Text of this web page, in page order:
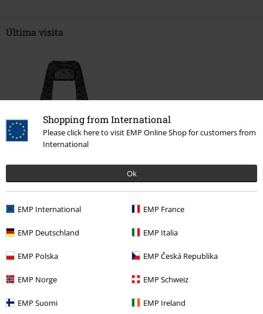
Shopping from International
Please click here to visit EMP Online Shop for customers from
International
Ok
EMP International EMP France
EMP Deutschland EMP Italia
EMP Polska EMP Česká Republika
EMP Norge EMP Schweiz
EMP Suomi EMP Ireland
Última visita
29,99 €
Más categorías. Más opciones
Ropa & accesorios Camisas de manga larga
Estilos Ropa negra Camisetas de manga larga negras
Ropa
Marcas Ropa Camisetas & Tops